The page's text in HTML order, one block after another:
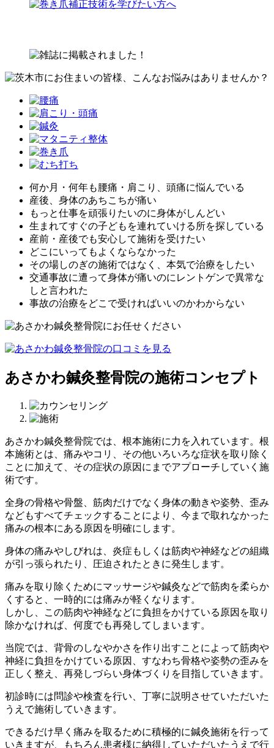
何か⽉・何年も腰痛・肩こり、頭痛に悩んでいる
産後、⾝体のあちこちが痛い
もっと仕事を頑張りたいのに⾝体がしんどい
⽣まれてすぐの⼦どもを連れていける所を探している
産前・産後でも安⼼して施術を受けたい
どこにいってもよくならなかった
その場しのぎの施術ではなく、本気で治療をしたい
交通事故に遭って⾝体が痛いのにレントゲンで異常な
しと⾔われた
事故の治療をどこで受ければいいのかわからない
あさかわ鍼灸整骨院の施術コンセプト
あさかわ鍼灸整⾻院では、 根本施術に⼒を⼊れています。 根
本施術とは、痛みやコリ、その他いろいろな症状を取り除く
ことに加えて、その症状の原因にまでアプローチしていく施
術です。
全⾝の⾻格や⾻盤、筋⾁だけでなく⾝体の動きや姿勢、歪み
などもすべてチェックすることにより、今まで取れなかった
痛みの根本にある原因を明確にします。
⾝体の痛みやしびれは、炎症もしくは筋⾁や神経などの組織
が引っ張られたり、圧迫されたときに発⽣します。
痛みを取り除くためにマッサージや鍼灸などで筋⾁を柔らか
くすると、⼀時的には痛みが軽くなります。
しかし、この筋⾁や神経などに負担をかけている原因を取り
除かなければ、何度でも再発してしまいます。
当院では、背⾻のしなやかさを作り出すことによって筋⾁や
神経に負担をかけている原因、すなわち⾻格や姿勢の歪みを
正しく整え、再発しづらい⾝体づくりを⽬指していきます。
初診時には問診や検査を⾏い、丁寧に説明させていただいた
うえで施術していきます。
できるだけ早く痛みを取るために積極的に鍼灸施術を⾏って
いきますが、もちろん患者様に納得していただいたうえで⾏